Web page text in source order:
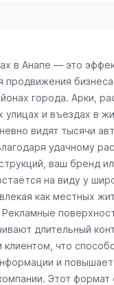
в Анапе — это
продвижения
города. Арки,
улицах и въездах в
видят тысячи
удачному
ваш бренд
на виду у
как местных
длительный
что
и повышает
Этот формат